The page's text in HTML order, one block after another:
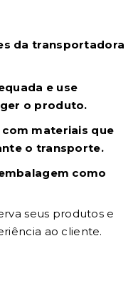
da transportadora
e use
o produto.
materiais que
o transporte.
como
seus produtos e
ao cliente.